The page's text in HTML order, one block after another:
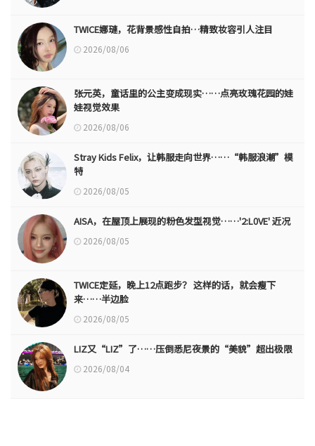
TWICE娜璉，花背景感性自拍…精致妆容引人注目
2026/08/06
张元英，童话里的公主变成现实……点亮玫瑰花园的娃
娃视觉效果
2026/08/06
Stray Kids Felix，让韩服走向世界……“韩服浪潮”模
特
2026/08/05
AISA，在屋顶上展现的粉色发型视觉……'2:L0VE' 近况
2026/08/05
TWICE定延，晚上12点跑步？ 这样的话，就会瘦下
来……半边脸
2026/08/05
LIZ又“LIZ”了……压倒悉尼夜景的“美貌”超出极限
2026/08/04